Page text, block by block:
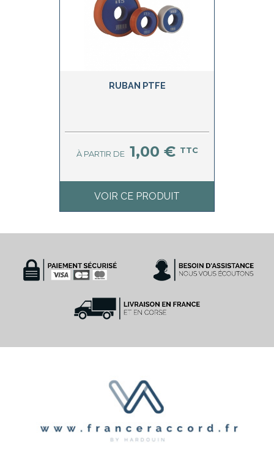
RUBAN PTFE
À PARTIR DE 1,00 € TTC
VOIR CE PRODUIT